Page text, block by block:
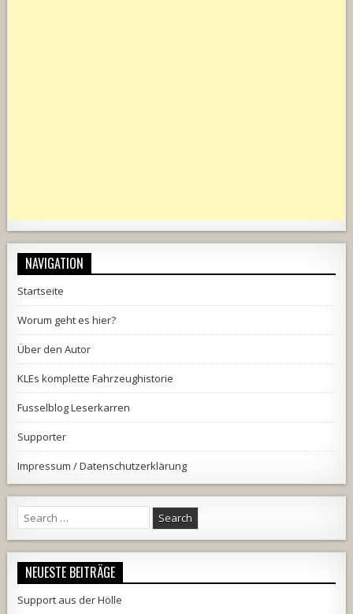
NAVIGATION
Startseite
Worum geht es hier?
Über den Autor
KLEs komplette Fahrzeughistorie
Fusselblog Leserkarren
Supporter
Impressum / Datenschutzerklärung
Search
for:
NEUESTE BEITRÄGE
Support aus der Hölle